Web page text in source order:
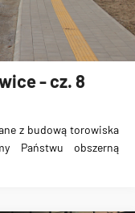
- cz. 8
z budową torowiska
Państwu obszerną